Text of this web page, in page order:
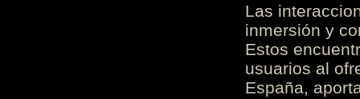
Las
inmersión y
Estos
usuarios al
España,